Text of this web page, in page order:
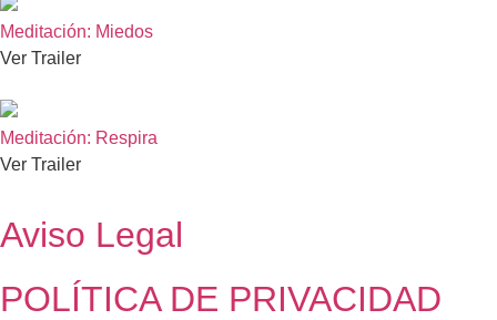
Meditación: Miedos
Ver Trailer
Meditación: Respira
Ver Trailer
Aviso Legal
POLÍTICA DE PRIVACIDAD